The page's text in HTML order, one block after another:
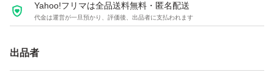
Yahoo!フリマは全品送料無料・匿名配送
代金は運営が一旦預かり、評価後、出品者に支払われます
出品者